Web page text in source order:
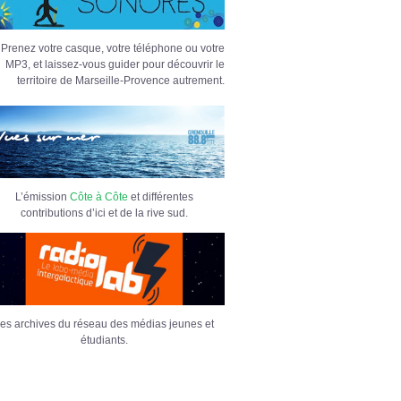
Prenez votre casque, votre téléphone ou votre
MP3, et laissez-vous guider pour découvrir le
territoire de Marseille-Provence autrement.
L’émission Côte à Côte et différentes
contributions d’ici et de la rive sud.
archives du réseau des médias jeunes et
étudiants.